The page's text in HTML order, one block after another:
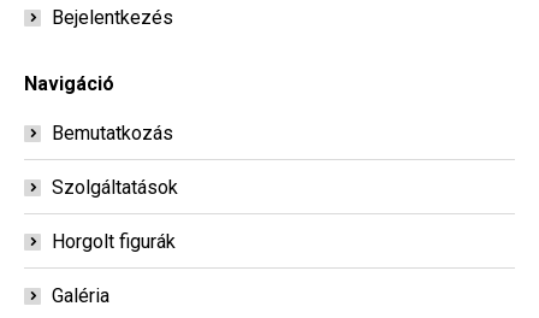
Bejelentkezés
Navigáció
Bemutatkozás
Szolgáltatások
Horgolt figurák
Galéria